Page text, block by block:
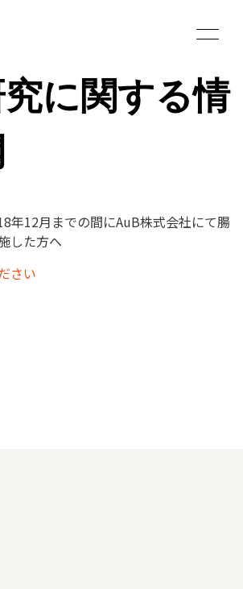
に関する情
年12月までの間にAuB株式会社にて腸
した方へ
さい